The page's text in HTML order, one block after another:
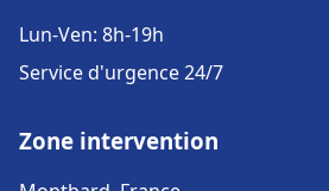
Lun-Ven: 8h-19h
Service d'urgence 24/7
Zone intervention